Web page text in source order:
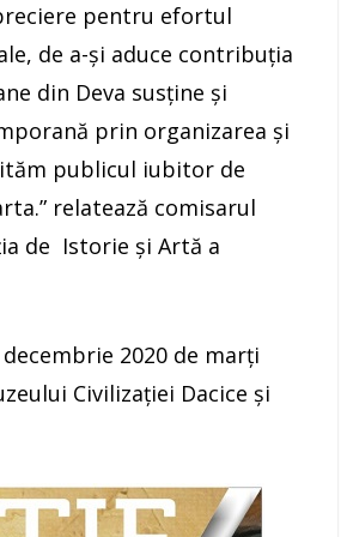
pentru efortul
de a-şi aduce contribuţia
din Deva susţine şi
prin organizarea şi
publicul iubitor de
relatează comisarul
de Istorie și Artă a
2020 de marți
Civilizației Dacice și